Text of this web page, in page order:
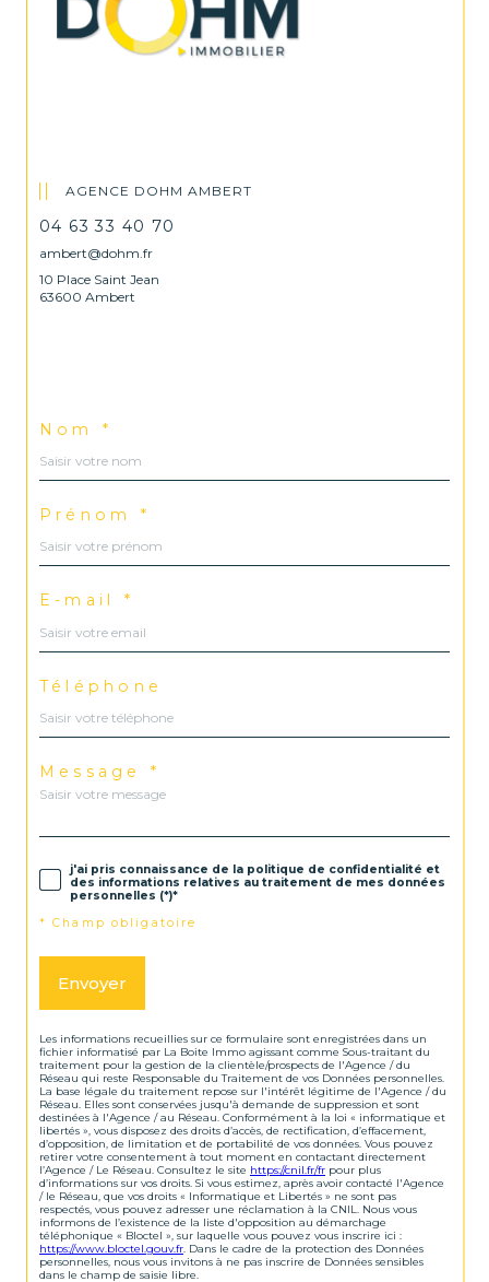
AGENCE DOHM AMBERT
04 63 33 40 70
ambert@dohm.fr
10 Place Saint Jean
63600 Ambert
Nom *
Prénom *
E-mail *
Téléphone
Message *
j'ai pris connaissance de la politique de confidentialité et
des informations relatives au traitement de mes données
personnelles (*)*
* Champ obligatoire
Envoyer
Les informations recueillies sur ce formulaire sont enregistrées dans un
fichier informatisé par La Boite Immo agissant comme Sous-traitant du
traitement pour la gestion de la clientèle/prospects de l'Agence / du
Réseau qui reste Responsable du Traitement de vos Données personnelles.
La base légale du traitement repose sur l'intérêt légitime de l'Agence / du
Réseau. Elles sont conservées jusqu'à demande de suppression et sont
destinées à l'Agence / au Réseau. Conformément à la loi « informatique et
libertés », vous disposez des droits d’accès, de rectification, d’effacement,
d’opposition, de limitation et de portabilité de vos données. Vous pouvez
retirer votre consentement à tout moment en contactant directement
l’Agence / Le Réseau. Consultez le site https://cnil.fr/fr pour plus
d’informations sur vos droits. Si vous estimez, après avoir contacté l'Agence
/ le Réseau, que vos droits « Informatique et Libertés » ne sont pas
respectés, vous pouvez adresser une réclamation à la CNIL. Nous vous
informons de l’existence de la liste d'opposition au démarchage
téléphonique « Bloctel », sur laquelle vous pouvez vous inscrire ici :
https://www.bloctel.gouv.fr . Dans le cadre de la protection des Données
personnelles, nous vous invitons à ne pas inscrire de Données sensibles
dans le champ de saisie libre.